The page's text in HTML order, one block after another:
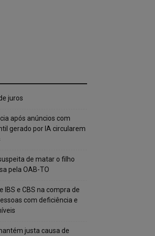
juros
após anúncios com
gerado por IA circularem
de matar o filho
pela OAB-TO
IBS e CBS na compra de
com deficiência e
justa causa de